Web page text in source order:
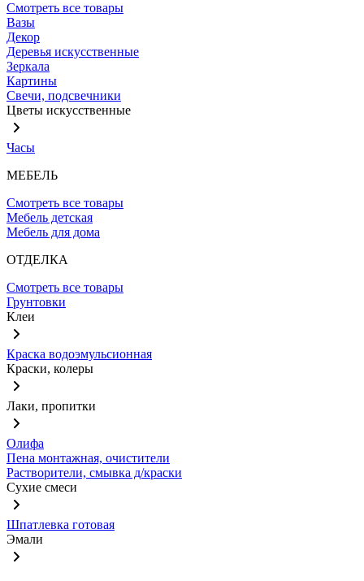
Смотреть все товары
Вазы
Декор
Деревья искусственные
Зеркала
Картины
Свечи, подсвечники
Цветы искусственные
Часы
МЕБЕЛЬ
Смотреть все товары
Мебель детская
Мебель для дома
ОТДЕЛКА
Смотреть все товары
Грунтовки
Клеи
Краска водоэмульсионная
Краски, колеры
Лаки, пропитки
Олифа
Пена монтажная, очистители
Растворители, смывка д/краски
Сухие смеси
Шпатлевка готовая
Эмали